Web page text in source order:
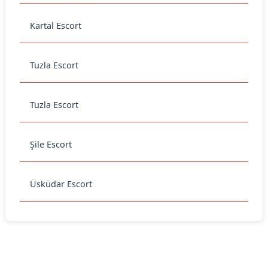
Kartal Escort
Tuzla Escort
Tuzla Escort
Şile Escort
Üsküdar Escort